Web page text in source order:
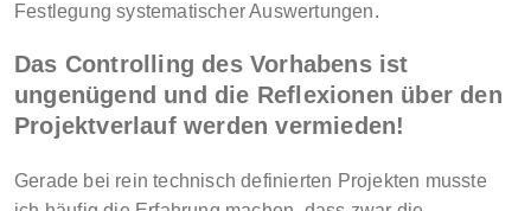
Festlegung systematischer Auswertungen.
Das Controlling des Vorhabens ist
ungenügend und die Reflexionen über den
Projektverlauf werden vermieden!
Gerade bei rein technisch definierten Projekten musste